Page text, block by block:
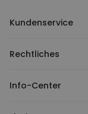
Kundenservice
Rechtliches
Info-Center